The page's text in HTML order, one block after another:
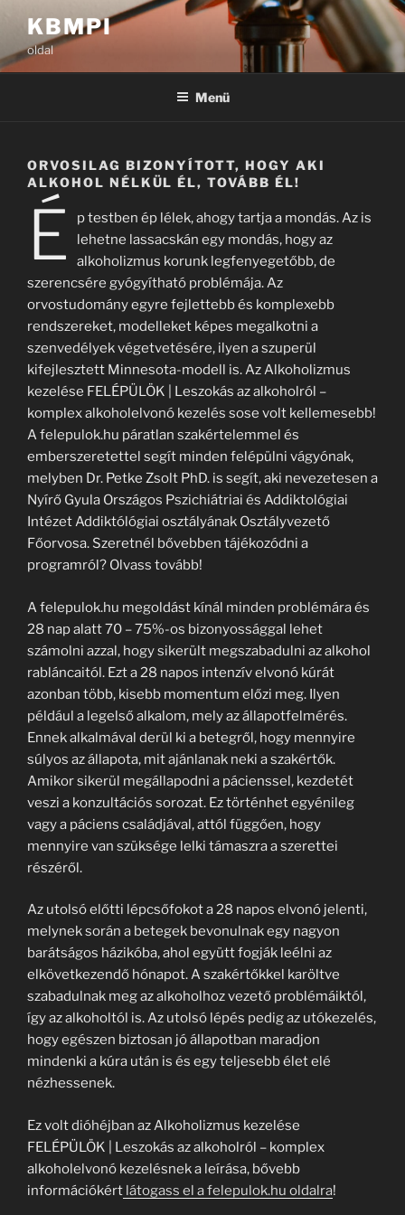
KBMPI
oldal
Menü
ORVOSILAG BIZONYÍTOTT, HOGY AKI
ALKOHOL NÉLKÜL ÉL, TOVÁBB ÉL!
É
p testben ép lélek, ahogy tartja a mondás. Az is
lehetne lassacskán egy mondás, hogy az
alkoholizmus korunk legfenyegetőbb, de
szerencsére gyógyítható problémája. Az
orvostudomány egyre fejlettebb és komplexebb
rendszereket, modelleket képes megalkotni a
szenvedélyek végetvetésére, ilyen a szuperül
kifejlesztett Minnesota-modell is. Az Alkoholizmus
kezelése FELÉPÜLÖK | Leszokás az alkoholról –
komplex alkoholelvonó kezelés sose volt kellemesebb!
A felepulok.hu páratlan szakértelemmel és
emberszeretettel segít minden felépülni vágyónak,
melyben Dr. Petke Zsolt PhD. is segít, aki nevezetesen a
Nyírő Gyula Országos Pszichiátriai és Addiktológiai
Intézet Addiktólógiai osztályának Osztályvezető
Főorvosa. Szeretnél bővebben tájékozódni a
programról? Olvass tovább!
A felepulok.hu megoldást kínál minden problémára és
28 nap alatt 70 – 75%-os bizonyossággal lehet
számolni azzal, hogy sikerült megszabadulni az alkohol
rabláncaitól. Ezt a 28 napos intenzív elvonó kúrát
azonban több, kisebb momentum előzi meg. Ilyen
például a legelső alkalom, mely az állapotfelmérés.
Ennek alkalmával derül ki a betegről, hogy mennyire
súlyos az állapota, mit ajánlanak neki a szakértők.
Amikor sikerül megállapodni a pácienssel, kezdetét
veszi a konzultációs sorozat. Ez történhet egyénileg
vagy a páciens családjával, attól függően, hogy
mennyire van szüksége lelki támaszra a szerettei
részéről.
Az utolsó előtti lépcsőfokot a 28 napos elvonó jelenti,
melynek során a betegek bevonulnak egy nagyon
barátságos házikóba, ahol együtt fogják leélni az
elkövetkezendő hónapot. A szakértőkkel karöltve
szabadulnak meg az alkoholhoz vezető problémáiktól,
így az alkoholtól is. Az utolsó lépés pedig az utókezelés,
hogy egészen biztosan jó állapotban maradjon
mindenki a kúra után is és egy teljesebb élet elé
nézhessenek.
Ez volt dióhéjban az Alkoholizmus kezelése
FELÉPÜLÖK | Leszokás az alkoholról – komplex
alkoholelvonó kezelésnek a leírása, bővebb
információkért látogass el a felepulok.hu oldalra!